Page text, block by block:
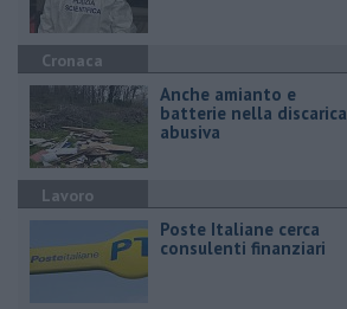
Cronaca
Anche amianto e
batterie nella discarica
abusiva
Lavoro
Poste Italiane cerca
consulenti finanziari